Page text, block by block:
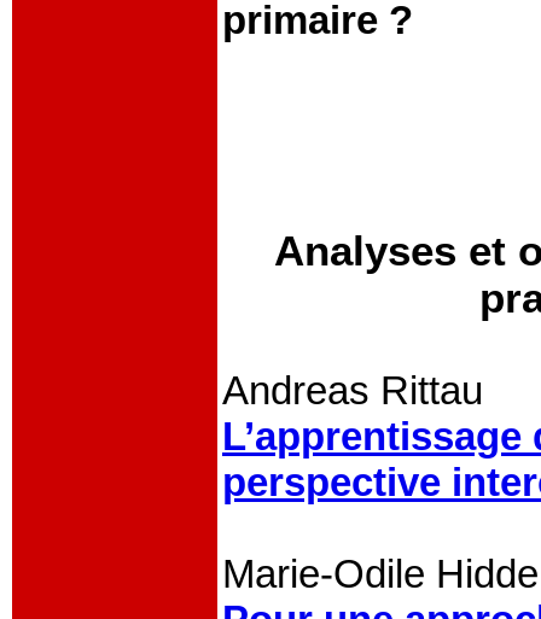
primaire ?
Analyses et
Andreas Rittau
perspective
Marie-Odile